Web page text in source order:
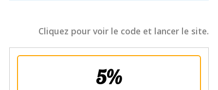
Cliquez pour voir le code et lancer le site.
5%